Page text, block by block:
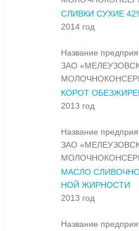
СЛИВКИ СУХИЕ
2014 год
Название
ЗАО
КОРОТ
2013 год
Название
ЗАО
МАСЛО
НОЙ ЖИРНОСТИ
2013 год
Название